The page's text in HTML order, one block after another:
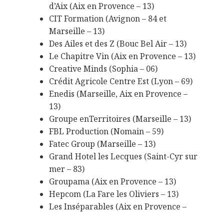
d’Aix (Aix en Provence – 13)
CIT Formation (Avignon – 84 et
Marseille – 13)
Des Ailes et des Z (Bouc Bel Air – 13)
Le Chapitre Vin (Aix en Provence – 13)
Creative Minds (Sophia – 06)
Crédit Agricole Centre Est (Lyon – 69)
Enedis (Marseille, Aix en Provence –
13)
Groupe enTerritoires (Marseille – 13)
FBL Production (Nomain – 59)
Fatec Group (Marseille – 13)
Grand Hotel les Lecques (Saint-Cyr sur
mer – 83)
Groupama (Aix en Provence – 13)
Hepcom (La Fare les Oliviers – 13)
Les Inséparables (Aix en Provence –